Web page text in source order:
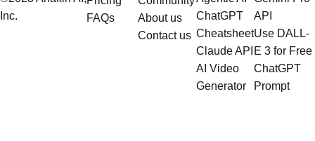
Inc.
FAQs
About us
Contact us
ChatGPT
Cheatsheet
Claude API
AI Video
Generator
API
Use DALL-
E 3 for Free
ChatGPT
Prompt